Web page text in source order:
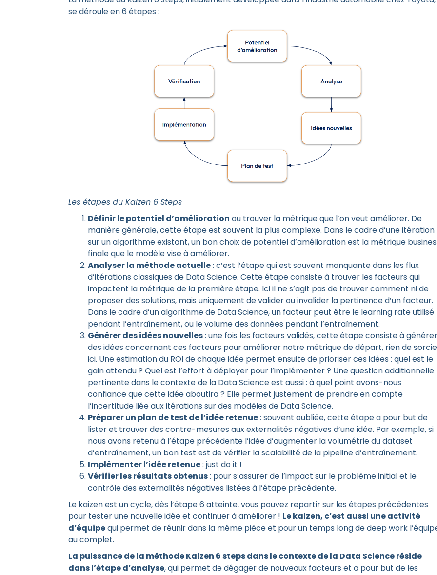
se déroule en 6 étapes :
Les étapes du Kaizen 6 Steps
Définir le potentiel d’amélioration ou trouver la métrique que l’on veut améliorer. De
manière générale, cette étape est souvent la plus complexe. Dans le cadre d’une itération
sur un algorithme existant, un bon choix de potentiel d’amélioration est la métrique
finale que le modèle vise à améliorer.
Analyser la méthode actuelle: c’est l’étape qui est souvent manquante dans les flux
d’itérations classiques de Data Science. Cette étape consiste à trouver les facteurs qui
impactent la métrique de la première étape. Ici il ne s’agit pas de trouver comment ni de
proposer des solutions, mais uniquement de valider ou invalider la pertinence d’un facteur.
Dans le cadre d’un algorithme de Data Science, un facteur peut être le learning rate utilisé
pendant l’entraînement, ou le volume des données pendant l’entraînement.
Générer des idées nouvelles: une fois les facteurs validés, cette étape consiste à générer
des idées concernant ces facteurs pour améliorer notre métrique de départ, rien de
ici. Une estimation du ROI de chaque idée permet ensuite de prioriser ces idées : quel est le
gain attendu ? Quel est l’effort à déployer pour l’implémenter ? Une question additionnelle
pertinente dans le contexte de la Data Science est aussi : à quel point avons-nous
confiance que cette idée aboutira ? Elle permet justement de prendre en compte
l’incertitude liée aux itérations sur des modèles de Data Science.
Préparer un plan de test de l’idée retenue: souvent oubliée, cette étape a pour but de
lister et trouver des contre-mesures aux externalités négatives d’une idée. Par exemple, si
nous avons retenu à l’étape précédente l’idée d’augmenter la volumétrie du dataset
d’entraînement, un bon test est de vérifier la scalabilité de la pipeline d’entraînement.
Implémenter l’idée retenue: just do it !
Vérifier les résultats obtenus: pour s’assurer de l’impact sur le problème initial et le
contrôle des externalités négatives listées à l’étape précédente.
Le kaizen est un cycle, dès l’étape 6 atteinte, vous pouvez repartir sur les étapes précédentes
pour tester une nouvelle idée et continuer à améliorer ! Le kaizen, c’est aussi une activité
d’équipequi permet de réunir dans la même pièce et pour un temps long de deep work
au complet.
La puissance de la méthode Kaizen 6 steps dans le contexte de la Data Science réside
dans l’étape d’analyse, qui permet de dégager de nouveaux facteurs et a pour but de les